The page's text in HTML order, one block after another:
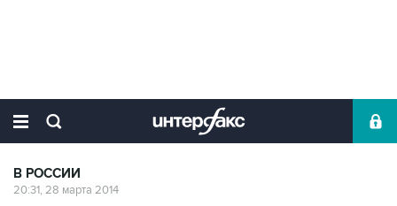
В РОССИИ
20:31, 28 марта 2014